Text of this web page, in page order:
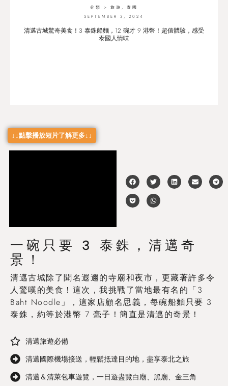
分類 >
旅遊 , 泰國
SEPTEMBER 3, 2024
清邁古城驚奇美食！3 泰銖船麵，12 碗才 9 港幣！超值體驗，感受
泰國人情味
↓↓點擊播放短片了解更多↓↓
一碗只要 3 泰銖，清邁奇
景！
清邁古城除了聞名遐邇的寺廟和夜市，更藏著許多令
人驚嘆的美食！這次，我挑戰了當地最有名的「3
Baht Noodle」，這家店顧名思義，每碗船麵只要 3
泰銖，約等於港幣 7 毫子！簡直是清邁的奇景！
清邁旅遊必備
清邁國際機場接送，輕鬆抵達目的地，盡享泰北之旅
清邁＆清萊包車遊覽，一日遊盡覽白廟、黑廟、金三角